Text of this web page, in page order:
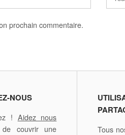
prochain commentaire.
NOUS
! Aidez nous
de couvrir une
Tous